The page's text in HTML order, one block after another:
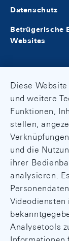
Datenschutz
Betrügerische
Websites
Diese
und weitere
Funktionen,
stellen,
und die
ihrer
analysieren.
Analysetools